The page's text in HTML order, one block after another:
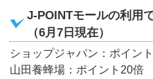
J-POINTモールの利用
（6月7日現在）
ショップジャパン：ポイン
山田養蜂場：ポイント20倍